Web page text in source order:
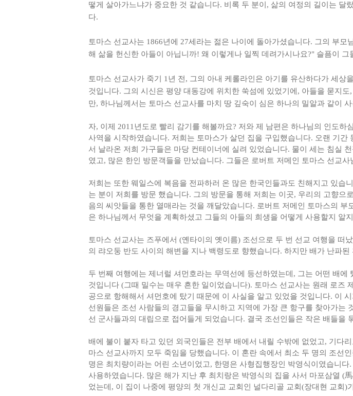
떻게 살아가느냐가 중요한 것 같습니다. 비록 두 분이, 삶의 여정의 길이는 달
다.
토마스 선교사는 1866년에 27세라는 젊은 나이에 돌아가셨습니다. 그의 부
해 삶을 헌신한 아들이 아닙니까! 왜 이렇게나 일찍 데려가시나요?" 슬픔이
토마스 선교사가 죽기 1년 전, 그의 아내 케롤라인은 아기를 유산하다가 세
것입니다. 그의 시신은 평양 대동강에 위치한 쑥섬에 있었기에, 아들을 묻지
만, 하나님께서는 토마스 선교사를 마치 땅 깊숙이 심은 하나의 밀알과 같이
자, 이제 2011년도로 빨리 감기를 해볼까요? 저와 제 남편은 하나님의 인도
사역을 시작하였습니다. 저희는 토마스가 살던 집을 구입했습니다. 오랜 기
서 날라온 저희 가구들은 마당 컨테이너에 실려 있었습니다. 물이 세는 침실
였고, 많은 한인 방문객들을 만났습니다. 그들은 로버트 저메인 토마스 선교
저희는 또한 웨일스에 복음을 전파하러 온 많은 한국인들과도 친해지고 있
는 분이 저희를 방문 했습니다. 그의 방문을 통해 저희는 이곳, 우리의 고향
음의 씨앗들을 통한 열매라는 것을 깨달았습니다. 로버트 저메인 토마스의
은 하나님께서 무엇을 계획하셨고 그들의 아들의 희생을 어떻게 사용할지 알
토마스 선교사는 즈푸에서 (옌타이의 옛이름) 조선으로 두 번 선교 여행을 떠
의 랴오둥 반도 사이의 해변을 지나 백령도로 향했습니다. 하지만 배가 난파
두 번째 여행에는 제너럴 셔먼호라는 무역선에 등선하였는데, 그는 어떤 배
것입니다 (그때 밀수는 매우 흔한 일이었습니다). 토마스 선교사는 원래 로즈
공으로 항해해서 셔먼호에 탔기 때문에 이 사실을 알고 있었을 것입니다. 이
선원들은 조선 사람들의 경고들을 무시하고 지역에 가장 큰 항구를 찾아가
선 군사들과의 대립으로 접어들게 되었습니다. 결국 조선인들은 작은 배들을
배에 불이 붙자 타고 있던 외국인들은 전부 배에서 내릴 수밖에 없었고, 기다
마스 선교사까지 모두 죽임을 당했습니다. 이 혼란 속에서 최소 두 명의 조선
명은 최치량이라는 어린 소년이었고, 한명은 사형집행장인 박영식이였습니
사용하였습니다. 많은 해가 지난 후 최치랑은 박영식의 집을 사서 마포삼열 (
었는데, 이 집이 나중에 평양의 첫 개신교 교회인 널다리골 교회(장대현 교회)